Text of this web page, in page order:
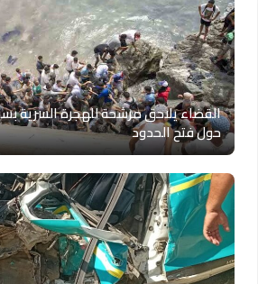
القضاء يلاحق مرشحة للهجرة السرية
حول فتح الحدود